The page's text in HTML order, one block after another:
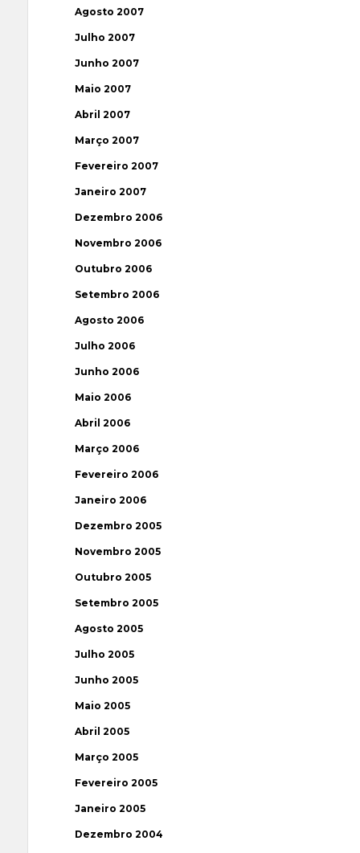
Agosto 2007
Julho 2007
Junho 2007
Maio 2007
Abril 2007
Março 2007
Fevereiro 2007
Janeiro 2007
Dezembro 2006
Novembro 2006
Outubro 2006
Setembro 2006
Agosto 2006
Julho 2006
Junho 2006
Maio 2006
Abril 2006
Março 2006
Fevereiro 2006
Janeiro 2006
Dezembro 2005
Novembro 2005
Outubro 2005
Setembro 2005
Agosto 2005
Julho 2005
Junho 2005
Maio 2005
Abril 2005
Março 2005
Fevereiro 2005
Janeiro 2005
Dezembro 2004